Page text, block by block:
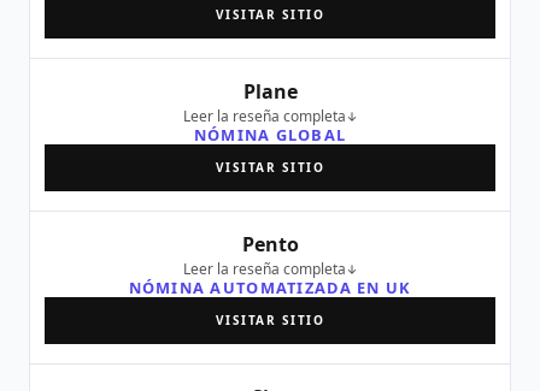
VISITAR SITIO
Plane
Leer la reseña completa
NÓMINA GLOBAL
VISITAR SITIO
Pento
Leer la reseña completa
NÓMINA AUTOMATIZADA EN UK
VISITAR SITIO